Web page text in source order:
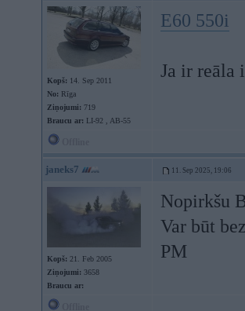
Kopš: 14. Sep 2011
No: Rīga
Ziņojumi: 719
Braucu ar: LI-92 , AB-55
E60 550i
Ja ir reāla
janeks7 11. Sep 2025, 19:06
Kopš: 21. Feb 2005
Ziņojumi: 3658
Braucu ar:
Nopirkšu
Var būt
PM